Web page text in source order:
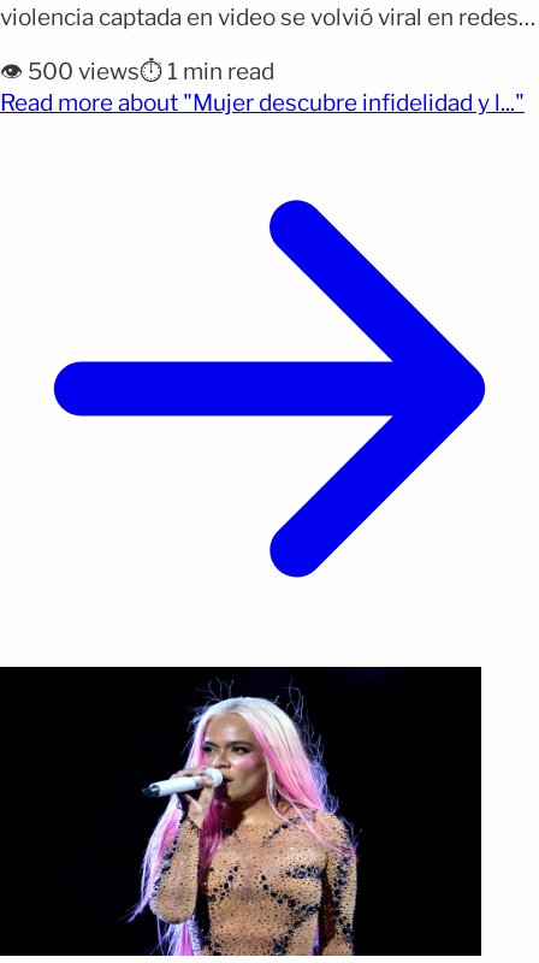
violencia captada en video se volvió viral en redes
enfrenta a su esposo en plena infidelidad. Por qué
importa: El clip ha generado miles de reacciones y
👁️ 500 views⏱️ 1 min read
Read more about "Mujer descubre infidelidad y l..."